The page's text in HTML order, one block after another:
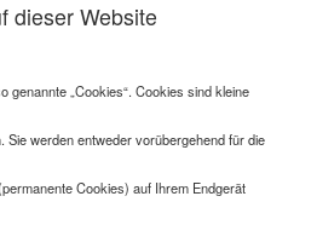
dieser Website
genannte „Cookies“. Cookies sind kleine
Sie werden entweder vorübergehend für die
Cookies) auf Ihrem Endgerät